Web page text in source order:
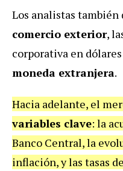
Los analistas
comercio exterior,
corporativa en
moneda extranjera.
Hacia adelante, el
variables clave: la
Banco Central, la
inflación, y las tasas